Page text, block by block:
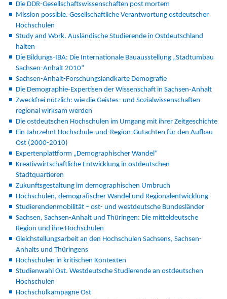
Die DDR-Gesellschaftswissenschaften post mortem
Mission possible. Gesellschaftliche Verantwortung ostdeutscher
Hochschulen
Study and Work. Ausländische Studierende in Ostdeutschland
halten
Die Bildungs-IBA: Die Internationale Bauausstellung „Stadtumbau
Sachsen-Anhalt 2010“
Sachsen-Anhalt-Forschungslandkarte Demografie
Die Demographie-Expertisen der Wissenschaft in Sachsen-Anhalt
Zweckfrei nützlich: wie die Geistes- und Sozialwissenschaften
regional wirksam werden
Die ostdeutschen Hochschulen im Umgang mit ihrer Zeitgeschichte
Ein Jahrzehnt Hochschule-und-Region-Gutachten für den Aufbau
Ost (2000-2010)
Expertenplattform „Demographischer Wandel“
Kreativwirtschaftliche Entwicklung in ostdeutschen
Stadtquartieren
Zukunftsgestaltung im demographischen Umbruch
Hochschulen, demografischer Wandel und Regionalentwicklung
Studierendenmobilität – ost- und westdeutsche Bundesländer
Sachsen, Sachsen-Anhalt und Thüringen: Die mitteldeutsche
Region und ihre Hochschulen
Gleichstellungsarbeit an den Hochschulen Sachsens, Sachsen-
Anhalts und Thüringens
Hochschulen in kritischen Kontexten
Studienwahl Ost. Westdeutsche Studierende an ostdeutschen
Hochschulen
Hochschulkampagne Ost